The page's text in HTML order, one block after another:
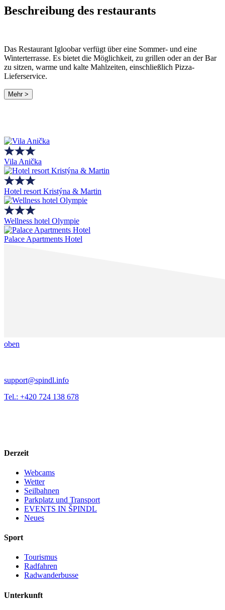
Beschreibung des restaurants
Das Restaurant Igloobar verfügt über eine Sommer- und eine
Winterterrasse. Es bietet die Möglichkeit, zu grillen oder an der Bar
zu sitzen, warme und kalte Mahlzeiten, einschließlich Pizza-
Lieferservice.
Mehr >
Vila Anička
Hotel resort Kristýna & Martin
Wellness hotel Olympie
Palace Apartments Hotel
oben
support@spindl.info
Tel.: +420 724 138 678
Derzeit
Webcams
Wetter
Seilbahnen
Parkplatz und Transport
EVENTS IN ŠPINDL
Neues
Sport
Tourismus
Radfahren
Radwanderbusse
Unterkunft